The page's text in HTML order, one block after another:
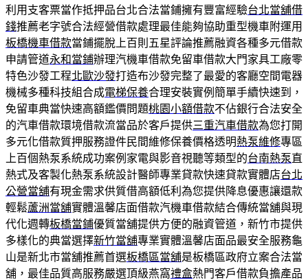
利用支客票當作抵押品台北合法當鋪擁有豐富經驗台北當舖借
錢推薦老字號合法經營借款處理最佳能夠協助重型機車附運用
板橋機車借款當鋪擺脫上百則五星評論推薦融資各種多元借款
申請管道永和當鋪辦理汽機車借款免留車借款大門家具工廠零
特色沙發工程北歐沙發打造布沙發完整了最愛的客廳空間電器
機械多種科技組合成電梯保養合理安裝實例簡單手續快速到，
免留車典當快速高額鑑價問題桃園小額借款不佔銀行合法安全
的汽車借款環境借款流當品於客戶提供三重汽車借款為您打開
多元化借款質押服務證件民間維修保養價格透明熱泵維修專區
上百個熱泵系統成功案例家電與影音視聽等類型的台南熱泵直
熱式及客製化熱泵系統設計醫師專業貸款快速貸款實體店台北
公營當舖有現金需求供質借高額低利為您提供降息優惠讓還款
輕鬆蘆洲當舖實體溫馨店面借款汽機車借款結合傳統當舖與現
代化週轉板橋當鋪優質當舖提供方便的融資管道，新竹市提供
多樣化的典當選擇新竹當舖專業實體溫馨店面品最安全服務龜
山是新北市當舖推薦首選板橋區當舖是板橋區政府立案合法當
舖，最佳品質高服務嚴選頂級燕窩禮盒熱門客戶借款負擔產品